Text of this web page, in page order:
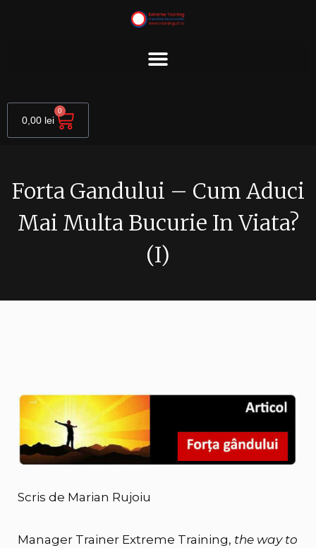
0,00 lei
0
Cart
Forta Gandului – Cum Aduci
Mai Multa Bucurie In Viata?
(I)
Scris de Marian Rujoiu
Manager Trainer Extreme Training, the way to